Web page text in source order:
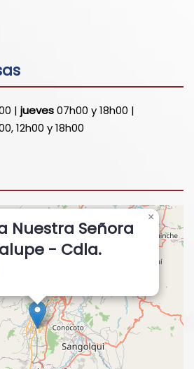
| jueves07h00 y 18h00 |
12h00 y 18h00
Nuestra Señora
- Cdla.
×